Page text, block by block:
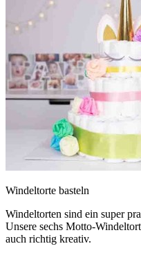
Windeltorte basteln
Windeltorten sind ein super
Unsere sechs Motto-
auch richtig kreativ.